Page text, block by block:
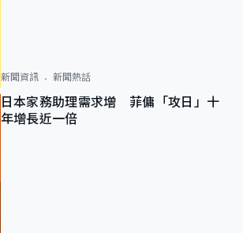
新聞資訊 新聞熱話
日本家務助理需求增 菲傭「攻日」十
年增長近一倍